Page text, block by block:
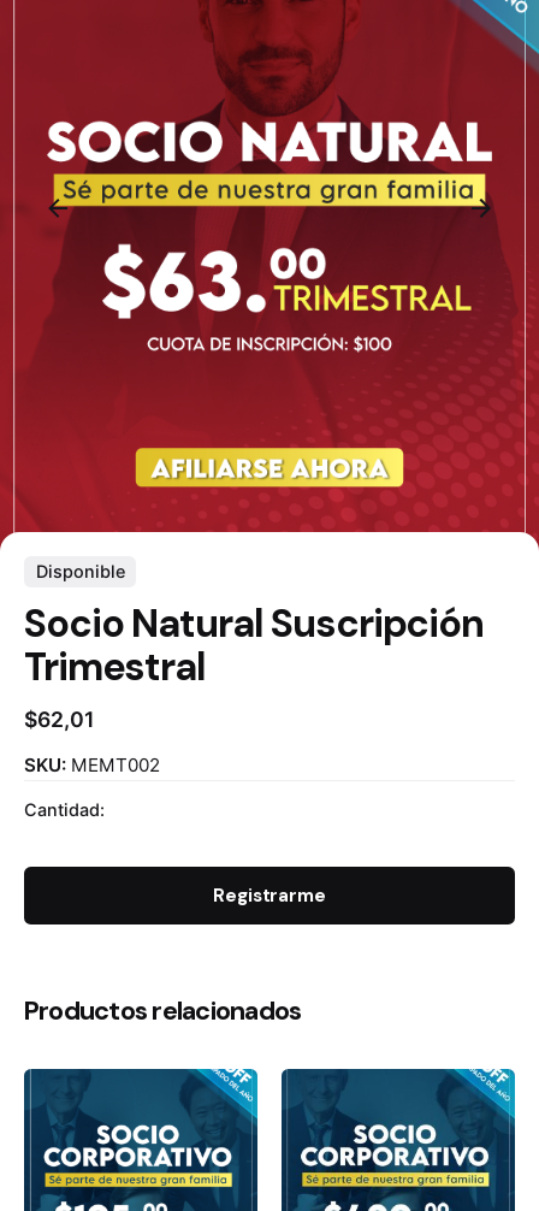
Disponible
Socio Natural Suscripción
Trimestral
$62,01
SKU: MEMT002
Cantidad:
Registrarme
Productos relacionados